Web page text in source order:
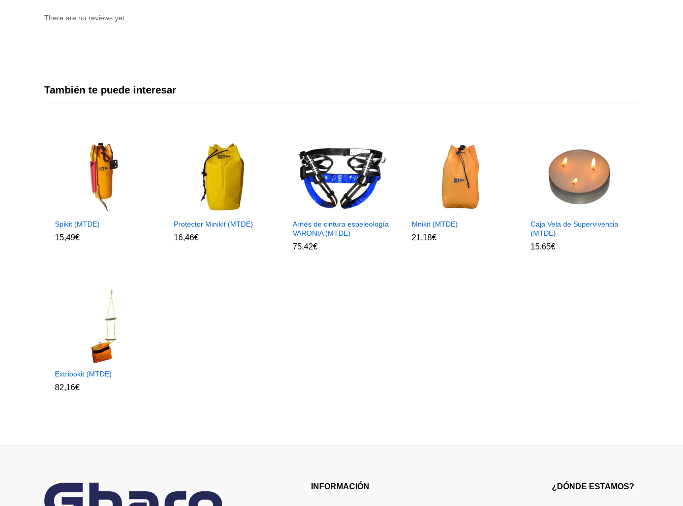
There are no reviews yet.
También te puede interesar
Spikit (MTDE)
15,49€
Protector Minikit (MTDE)
16,46€
Arnés de cintura espeleología
VARONIA (MTDE)
75,42€
Mnikit (MTDE)
21,18€
Caja Vela de Supervivencia
(MTDE)
15,65€
Extribokit (MTDE)
82,16€
INFORMACIÓN ¿DÓNDE ESTAMOS?